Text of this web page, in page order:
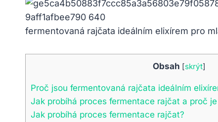
fermentovaná rajčata ideálním elixírem pro
Obsah [skrýt]
Proč jsou fermentovaná rajčata ideálním
Jak probíhá proces fermentace rajčat a proč
Jak probíhá proces fermentace rajčat?